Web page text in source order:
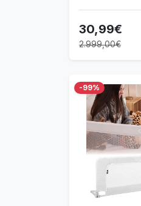
30,99€
2.999,00€
-99%